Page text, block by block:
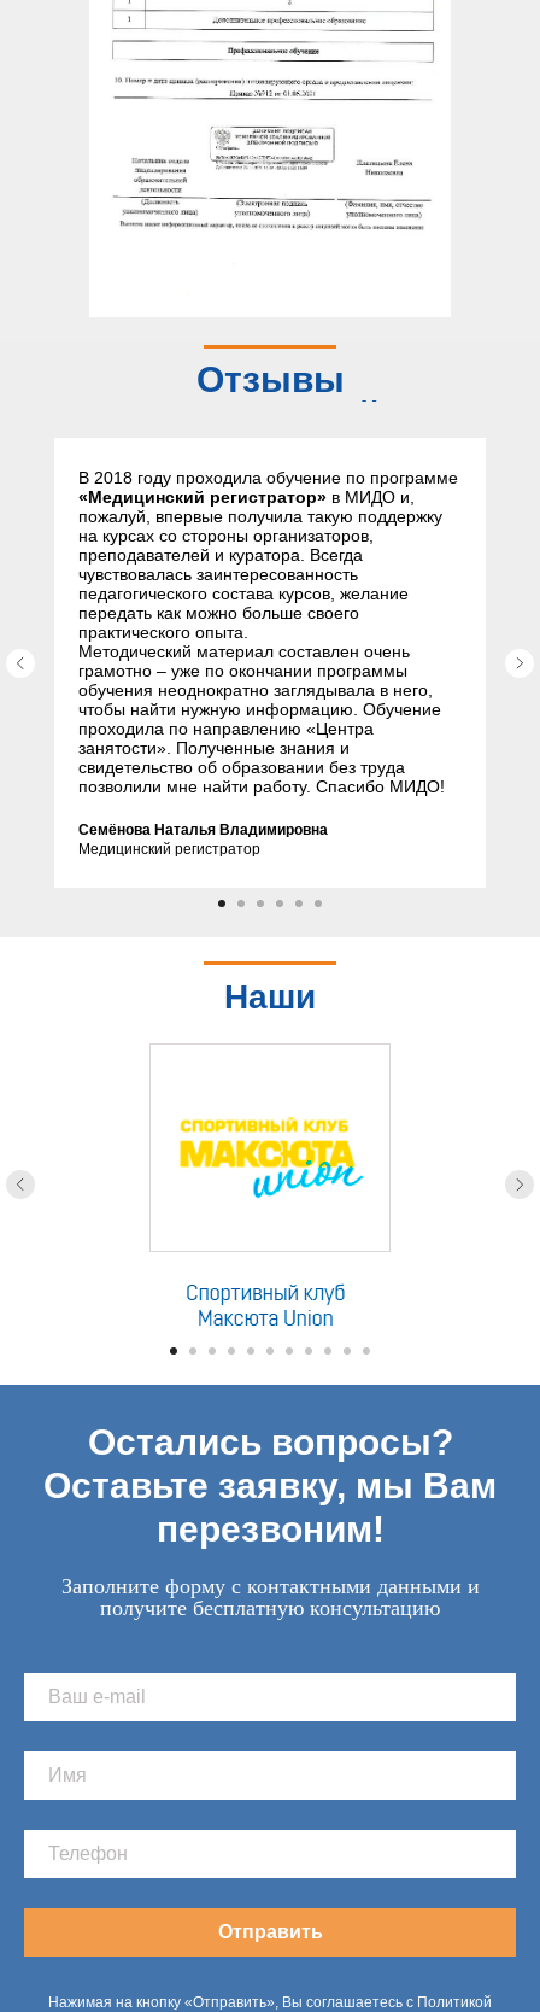
Отзывы
слушателей
В 2018 году проходила обучение по программе
«Медицинский регистратор» в МИДО и,
пожалуй, впервые получила такую поддержку
на курсах со стороны организаторов,
преподавателей и куратора. Всегда
чувствовалась заинтересованность
педагогического состава курсов, желание
передать как можно больше своего
практического опыта.
Методический материал составлен очень
грамотно – уже по окончании программы
обучения неоднократно заглядывала в него,
чтобы найти нужную информацию. Обучение
проходила по направлению «Центра
занятости». Полученные знания и
свидетельство об образовании без труда
позволили мне найти работу. Спасибо МИДО!
Семёнова Наталья Владимировна
Медицинский регистратор
Наши
Остались вопросы?
Оставьте заявку, мы Вам
перезвоним!
Заполните форму с контактными данными и
получите бесплатную консультацию
Отправить
Нажимая на кнопку «Отправить», Вы соглашаетесь с Политикой